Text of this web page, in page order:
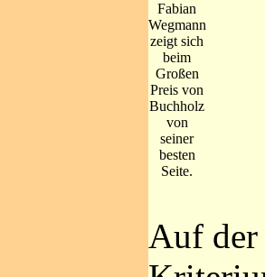
Fabian
Wegmann
zeigt sich
beim
Großen
Preis von
Buchholz
von
seiner
besten
Seite.
Auf der